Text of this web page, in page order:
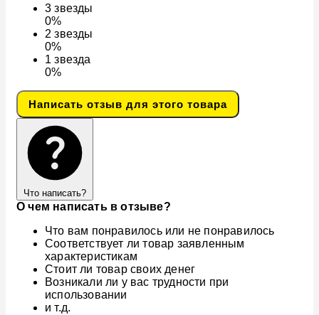
3звезды
0%
2звезды
0%
1звезда
0%
Написать отзыв для этого товара
Что написать?
О чем написать в отзыве?
Что вам понравилось или не понравилось
Соответствует ли товар заявленным
характеристикам
Стоит ли товар своих денег
Возникали ли у вас трудности при
использовании
и т.д.